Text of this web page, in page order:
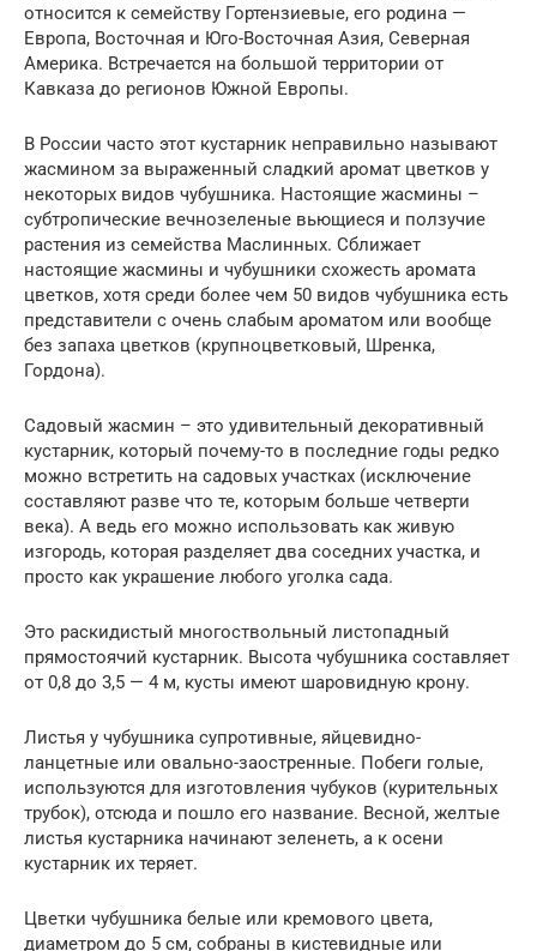
относится к семейству Гортензиевые, его родина —
Европа, Восточная и Юго-Восточная Азия, Северная
Америка. Встречается на большой территории от
Кавказа до регионов Южной Европы.
В России часто этот кустарник неправильно называют
жасмином за выраженный сладкий аромат цветков у
некоторых видов чубушника. Настоящие жасмины –
субтропические вечнозеленые вьющиеся и ползучие
растения из семейства Маслинных. Сближает
настоящие жасмины и чубушники схожесть аромата
цветков, хотя среди более чем 50 видов чубушника есть
представители с очень слабым ароматом или вообще
без запаха цветков (крупноцветковый, Шренка,
Гордона).
Садовый жасмин – это удивительный декоративный
кустарник, который почему-то в последние годы редко
можно встретить на садовых участках (исключение
составляют разве что те, которым больше четверти
века). А ведь его можно использовать как живую
изгородь, которая разделяет два соседних участка, и
просто как украшение любого уголка сада.
Это раскидистый многоствольный листопадный
прямостоячий кустарник. Высота чубушника составляет
от 0,8 до 3,5 — 4 м, кусты имеют шаровидную крону.
Листья у чубушника супротивные, яйцевидно-
ланцетные или овально-заостренные. Побеги голые,
используются для изготовления чубуков (курительных
трубок), отсюда и пошло его название. Весной, желтые
листья кустарника начинают зеленеть, а к осени
кустарник их теряет.
Цветки чубушника белые или кремового цвета,
диаметром до 5 см, собраны в кистевидные или